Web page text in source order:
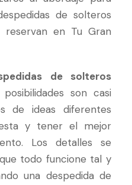
de solteros
reservan en Tu Gran
de solteros
son casi
de ideas diferentes
y tener el mejor
Los detalles se
todo funcione tal y
una despedida de